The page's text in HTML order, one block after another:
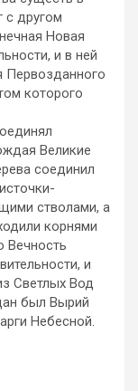
с другом
Новая
и в ней
Первозданного
которого
Великие
соединил
стволами, а
корнями
Вечность
и
Светлых Вод
был Вырий
Небесной.